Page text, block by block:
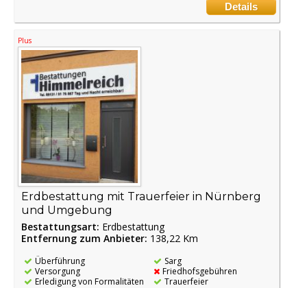
Details
Plus
Erdbestattung mit Trauerfeier in Nürnberg
und Umgebung
Bestattungsart: Erdbestattung
Entfernung zum Anbieter: 138,22 Km
Überführung
Versorgung
Erledigung von Formalitäten
Sarg
Friedhofsgebühren
Trauerfeier